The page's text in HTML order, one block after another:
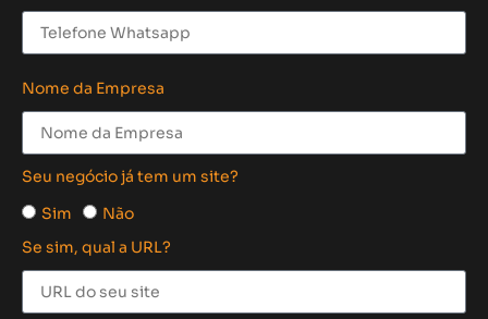
Nome da Empresa
Seu negócio já tem um site?
Sim
Não
Se sim, qual a URL?